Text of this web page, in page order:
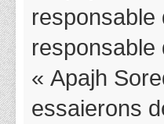
responsable
responsable
« Apajh
essaierons